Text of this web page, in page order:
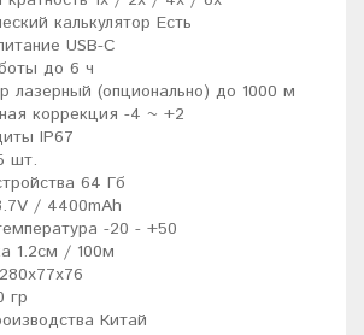
калькулятор Есть
USB-C
до 6 ч
лазерный (опционально) до 1000 м
коррекция -4 ~ +2
IP67
шт.
64 Гб
/ 4400mAh
-20 - +50
1.2см / 100м
гр
Китай